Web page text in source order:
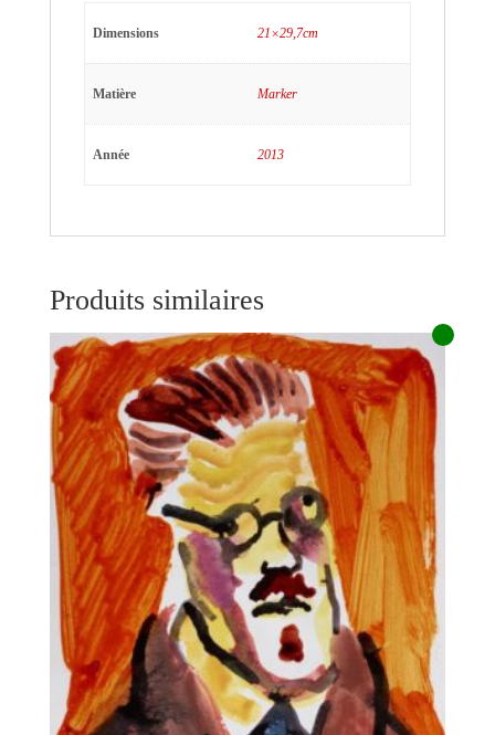
Dimensions 21×29,7cm
Matière Marker
Année 2013
Produits similaires